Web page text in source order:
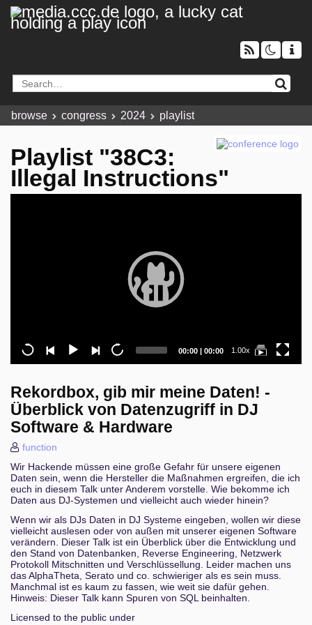
browse congress 2024 playlist
Playlist "38C3:
Illegal Instructions"
Current
00:00 | Total
00:00 1.00x
Rekordbox, gib mir meine Daten! -
Überblick von Datenzugriff in DJ
Software & Hardware
function
Wir Hackende müssen eine große Gefahr für unsere eigenen
Daten sein, wenn die Hersteller die Maßnahmen ergreifen, die ich
euch in diesem Talk unter Anderem vorstelle. Wie bekomme ich
Daten aus DJ-Systemen und vielleicht auch wieder hinein?
Wenn wir als DJs Daten in DJ Systeme eingeben, wollen wir diese
vielleicht auslesen oder von außen mit unserer eigenen Software
verändern. Dieser Talk ist ein Überblick über die Entwicklung und
den Stand von Datenbanken, Reverse Engineering, Netzwerk
Protokoll Mitschnitten und Verschlüssellung. Leider machen uns
das AlphaTheta, Serato und co. schwieriger als es sein muss.
Manchmal ist es kaum zu fassen, wie weit sie dafür gehen.
Hinweis: Dieser Talk kann Spuren von SQL beinhalten.
Licensed to the public under